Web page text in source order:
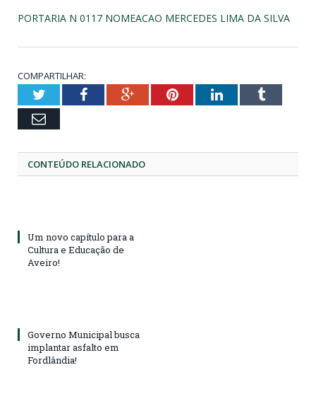
PORTARIA N 0117 NOMEACAO MERCEDES LIMA DA SILVA
COMPARTILHAR:
TwitterFacebookGoogle+PinterestLinkedInTumblr
Email
CONTEÚDO RELACIONADO
Um novo capítulo para a
Cultura e Educação de
Aveiro!
Governo Municipal busca
implantar asfalto em
Fordlândia!